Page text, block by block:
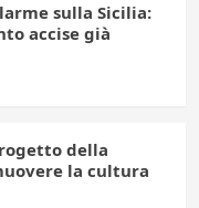
sulla Sicilia:
accise già
della
la cultura